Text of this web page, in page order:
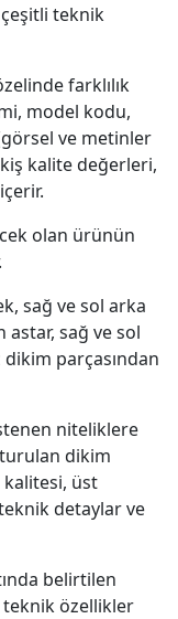
teknik
farklılık
model kodu,
ve metinler
kalite değerleri,
olan ürünün
sağ ve sol arka
astar, sağ ve sol
parçasından
niteliklere
dikim
kalitesi, üst
detaylar ve
belirtilen
teknik özellikler